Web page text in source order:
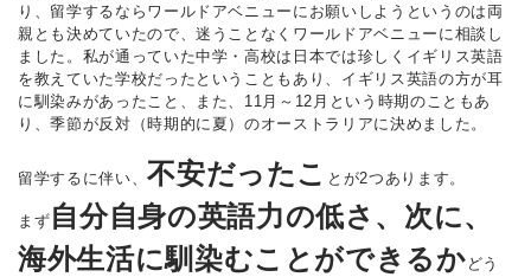
り、留学するならワールドアベニューにお願いしようというのは両
親とも決めていたので、迷うことなくワールドアベニューに相談し
ました。私が通っていた中学・高校は日本では珍しくイギリス英語
を教えていた学校だったということもあり、イギリス英語の方が耳
に馴染みがあったこと、また、11月～12月という時期のこともあ
り、季節が反対（時期的に夏）のオーストラリアに決めました。
留学するに伴い、不安だったこ とが2つあります。
まず 自分自身の英語力の低さ、次に、
海外生活に馴染むことができるか どう